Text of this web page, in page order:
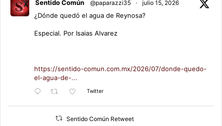
Sentido Común @paparazzi35 · julio 15, 2026
¿Dónde quedó el agua de Reynosa?
Especial. Por Isaias Alvarez
https://sentido-comun.com.mx/2026/07/donde-quedo-
el-agua-de-...
Twitter
Sentido Común Retweet